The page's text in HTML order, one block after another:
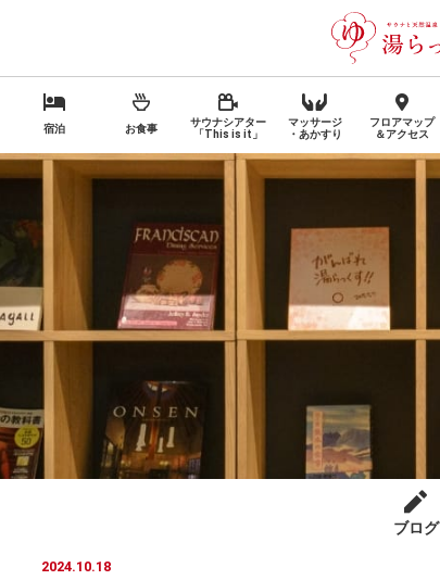
宿泊 お食事
サウナシアター
「This is it」
マッサージ
・あかすり
フロアマップ
＆アクセス
ブログ
2024.10.18